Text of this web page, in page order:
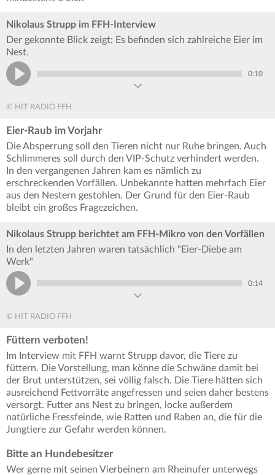
Nikolaus Strupp im FFH-Interview
Der gekonnte Blick zeigt: Es befinden sich zahlreiche Eier im
Nest.
0:10
© HIT RADIO FFH
Eier-Raub im Vorjahr
Die Absperrung soll den Tieren nicht nur Ruhe bringen. Auch
Schlimmeres soll durch den VIP-Schutz verhindert werden.
In den vergangenen Jahren kam es nämlich zu
erschreckenden Vorfällen. Unbekannte hatten mehrfach Eier
aus den Nestern gestohlen. Der Grund für den Eier-Raub
bleibt ein großes Fragezeichen.
Nikolaus Strupp berichtet am FFH-Mikro von den Vorfällen
In den letzten Jahren waren tatsächlich "Eier-Diebe am
Werk"
0:14
© HIT RADIO FFH
Füttern verboten!
Im Interview mit FFH warnt Strupp davor, die Tiere zu
füttern. Die Vorstellung, man könne die Schwäne damit bei
der Brut unterstützen, sei völlig falsch. Die Tiere hätten sich
ausreichend Fettvorräte angefressen und seien daher bestens
versorgt. Futter ans Nest zu bringen, locke außerdem
natürliche Fressfeinde, wie Ratten und Raben an, die für die
Jungtiere zur Gefahr werden können.
Bitte an Hundebesitzer
Wer gerne mit seinen Vierbeinern am Rheinufer unterwegs